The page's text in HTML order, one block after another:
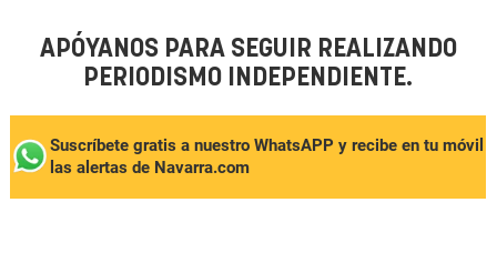
APÓYANOS PARA SEGUIR REALIZANDO
PERIODISMO INDEPENDIENTE.
Suscríbete gratis a nuestro WhatsAPP y recibe en tu móvil
las alertas de Navarra.com